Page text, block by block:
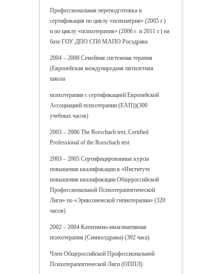
Профессиональная переподготовка и
сертификация по циклу «психиатрия» (2005 г.)
и по циклу «психотерапия» (2006 г. и 2011 г.) на
базе ГОУ ДПО СПб МАПО Росздрава
2004 – 2008 Семейная системная терапия
(Европейская международная пятилетняя
школа
психотерапии с сертификацией Европейской
Ассоциацией психотерапии (ЕАП))(300
учебных часов)
2003 – 2006 The Rorschach test, Certified
Professional of the Rorschach test
2003 – 2005 Сертифицированные курсы
повышения квалификации в «Институте
повышения квалификации Общероссийской
Профессиональной Психотерапевтической
Лиги» по «Эриксоновской гипнотерапии» (320
часов)
2002 – 2004 Кататимно-имагинативная
психотерапия (Символдрама) (392 часа)
Член Общероссийской Профессиональной
Психотерапевтической Лиги (ОППЛ)